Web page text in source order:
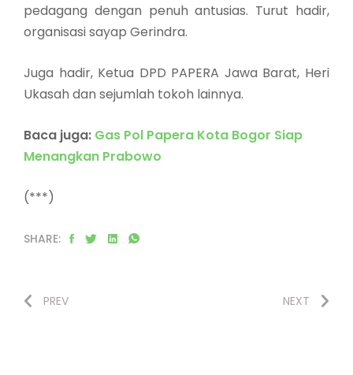
pedagang dengan penuh antusias. Turut hadir,
organisasi sayap Gerindra.
Juga hadir, Ketua DPD PAPERA Jawa Barat, Heri
Ukasah dan sejumlah tokoh lainnya.
Baca juga: Gas Pol Papera Kota Bogor Siap
Menangkan Prabowo
(***)
SHARE:
PREV NEXT